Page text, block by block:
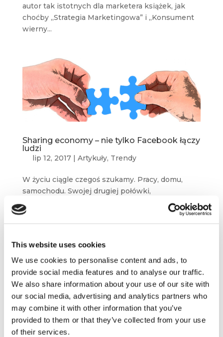
This website uses cookies
We use cookies to personalise content and ads, to
provide social media features and to analyse our traffic.
We also share information about your use of our site with
our social media, advertising and analytics partners who
may combine it with other information that you’ve
provided to them or that they’ve collected from your use
of their services.
autor tak istotnych dla marketera książek, jak
choćby „Strategia Marketingowa” i „Konsument
wierny...
Sharing economy – nie tylko Facebook łączy
ludzi
lip 12, 2017| Artykuły, Trendy
W życiu ciągle czegoś szukamy. Pracy, domu,
samochodu. Swojej drugiej połówki,
współlokatora, dobrego pracownika. Miejsca
na wakacje. Książki, której nakład dawno się
wyczerpał. Znalezienie tego wszystkiego w erze
Efekt sieciowy, czyli słów kilka o przyszłości
biznesu
cze 19, 2017|Artykuły,Trendy
Okres niezbędny do osiągnięcia 50 milionów
użytkowników skrócił się w ostatnim czasie
kilkunastokrotnie. Aby osiągnąć tak okazałą